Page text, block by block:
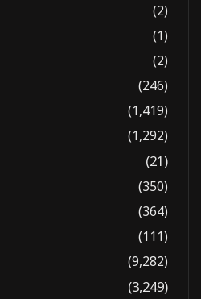
(2)
(1)
(2)
(246)
(1,419)
(1,292)
(21)
(350)
(364)
(111)
(9,282)
(3,249)